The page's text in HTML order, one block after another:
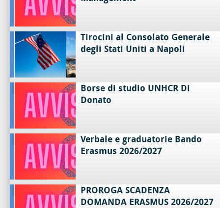
Tirocini al Consolato Generale
degli Stati Uniti a Napoli
Borse di studio UNHCR Di
Donato
Verbale e graduatorie Bando
Erasmus 2026/2027
PROROGA SCADENZA
DOMANDA ERASMUS 2026/2027